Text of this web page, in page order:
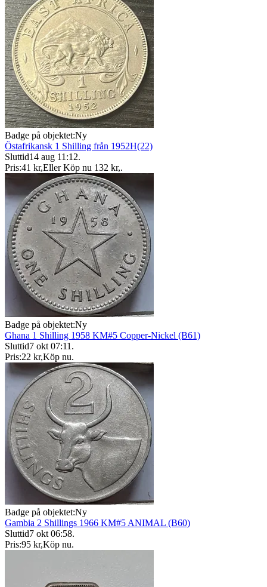
Badge på objektet:Ny
Östafrikansk 1 Shilling från 1952H(22)
Sluttid14 aug 11:12.
Pris:41 kr,Eller Köp nu 132 kr,.
Badge på objektet:Ny
Ghana 1 Shilling 1958 KM#5 Copper-Nickel (B61)
Sluttid7 okt 07:11 .
Pris:22 kr,Köp nu.
Badge på objektet:Ny
Gambia 2 Shillings 1966 KM#5 ANIMAL (B60)
Sluttid7 okt 06:58.
Pris:95 kr,Köp nu.